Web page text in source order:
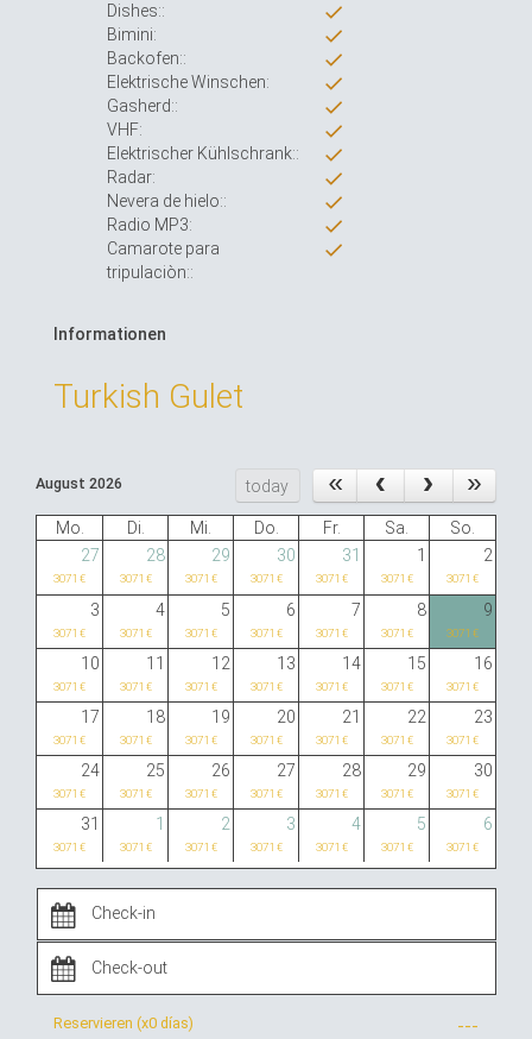
Dishes::
Bimini:
Backofen::
Elektrische Winschen:
Gasherd::
VHF:
Elektrischer Kühlschrank::
Radar:
Nevera de hielo::
Radio MP3:
Camarote para
tripulaciòn::
Informationen
Turkish Gulet
August 2026 today
Mo. Di. Mi. Do. Fr. Sa.
So.
27
28 29 30 31 1 2
3071 € 3071 € 3071 € 3071 € 3071 € 3071 € 3071 €
3 4 5 6 7 8 9
3071 € 3071 € 3071 € 3071 € 3071 € 3071 € 3071 €
10 11 12 13 14 15 16
3071 € 3071 € 3071 € 3071 € 3071 € 3071 € 3071 €
17 18 19 20 21 22 23
3071 € 3071 € 3071 € 3071 € 3071 € 3071 € 3071 €
24 25 26 27 28 29 30
3071 € 3071 € 3071 € 3071 € 3071 € 3071 € 3071 €
31 1 2 3 4 5 6
3071 € 3071 € 3071 € 3071 € 3071 € 3071 € 3071 €
Reservieren (x0 días) ---